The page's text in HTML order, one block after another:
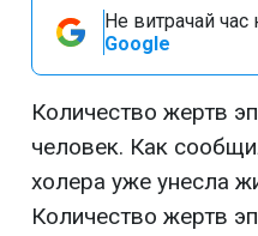
Не витрачай час
Google
Количество жертв
человек. Как
холера уже унесла
Количество жертв